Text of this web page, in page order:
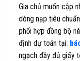
Gia chủ muốn cập
dòng nạp tiêu
phối hợp đồng bộ
định dự toán tại:
ngạch đầy đủ giấy